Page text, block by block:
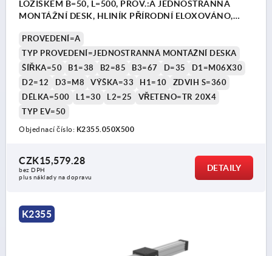
LOŽISKEM B=50, L=500, PROV.:A JEDNOSTRANNÁ
MONTÁŽNÍ DESK, HLINÍK PŘÍRODNÍ ELOXOVÁNO,
PROVEDENÍ=A
TYP PROVEDENÍ=JEDNOSTRANNÁ MONTÁŽNÍ DESKA
ŠÍŘKA=50
B1=38 B2=85 B3=67 D=35
D1=M06X30
D2=12
D3=M8 VÝŠKA=33 H1=10
ZDVIH S=360
DÉLKA=500
L1=30 L2=25
VŘETENO=TR 20X4
TYP EV=50
Objednací číslo: K2355.050X500
CZK15,579.28
bez DPH
plus náklady na dopravu
DETAILY
K2355